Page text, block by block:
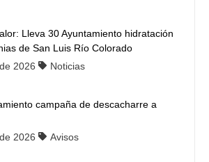
Lleva 30 Ayuntamiento hidratación
de San Luis Río Colorado
2026
Noticias
campaña de descacharre a
2026
Avisos